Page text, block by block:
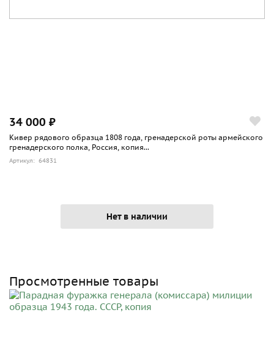
34 000 ₽
Кивер рядового образца 1808 года, гренадерской роты армейского
гренадерского полка, Россия, копия...
Артикул: 64831
Нет в наличии
Просмотренные товары